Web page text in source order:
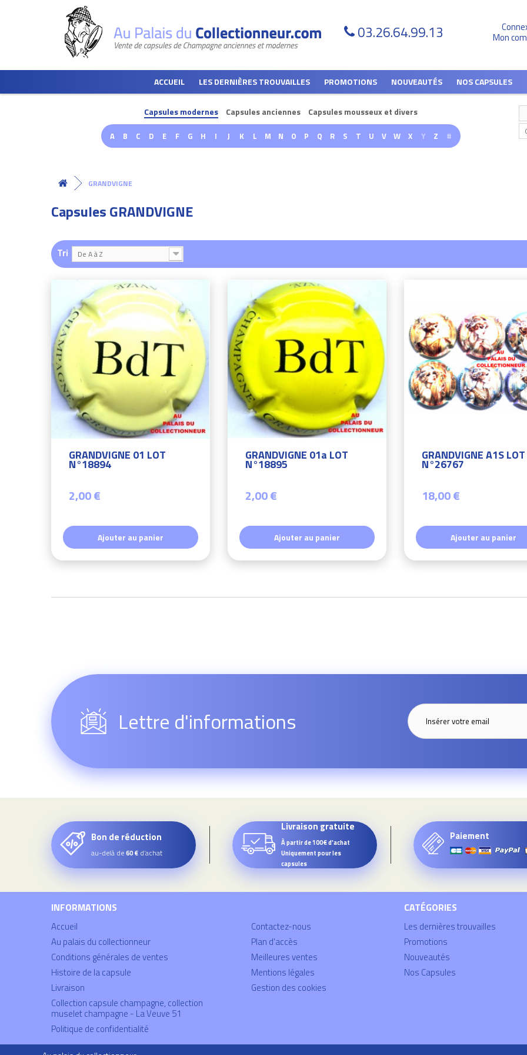
03.26.64.99.13 Mon
ACCUEIL LES DERNIÈRES TROUVAILLES PROMOTIONS NOUVEAUTÉS NOS CAPSULES
Capsules modernes Capsules anciennes Capsules mousseux et divers
A B C D E F G H I J K L M N O P Q R S T U V W X Y Z #
GRANDVIGNE
Capsules GRANDVIGNE
Tri De A à Z
GRANDVIGNE 01 LOT
N°18894
2,00 €
Ajouter au panier
GRANDVIGNE 01a LOT
N°18895
2,00 €
Ajouter au panier
GRANDVIGNE A1S LOT
N°26767
18,00 €
Ajouter au panier
Lettre d'informations
Bon de réduction
au-delà de60 € d’achat
Livraison gratuite
À partir de 100€ d'achat
Uniquement pour les
capsules
Paiement
INFORMATIONS
Accueil
Au palais du collectionneur
Conditions générales de ventes
Histoire de la capsule
Livraison
Collection capsule champagne, collection
muselet champagne - La Veuve 51
Politique de confidentialité
Contactez-nous
Plan d'accès
Meilleures ventes
Mentions légales
Gestion des cookies
CATÉGORIES
Les dernières trouvailles
Promotions
Nouveautés
Nos Capsules